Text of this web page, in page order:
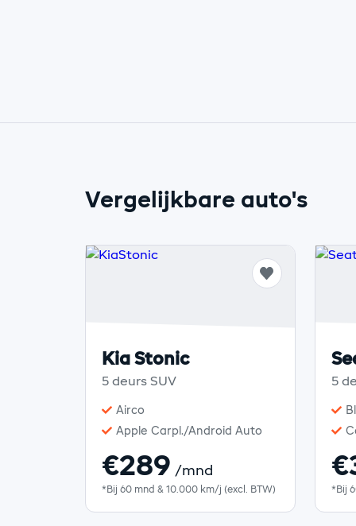
Vergelijkbare auto's
Kia Stonic
5 deurs SUV
Airco
Apple Carpl./Android Auto
€289 /mnd
*Bij 60 mnd & 10.000 km/j (excl. BTW)
5
*Bij